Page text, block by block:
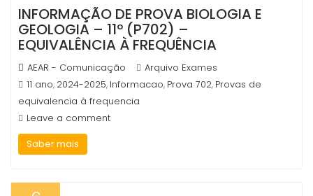
INFORMAÇÃO DE PROVA BIOLOGIA E
GEOLOGIA – 11º (P702) –
EQUIVALÊNCIA À FREQUÊNCIA
AEAR - Comunicação
Arquivo Exames
11 ano, 2024-2025, Informacao, Prova 702, Provas de
equivalencia à frequencia
Leave a comment
Saber mais